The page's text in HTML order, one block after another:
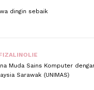
dingin sebaik
Muda Sains Komputer
Sarawak (UNIMAS)